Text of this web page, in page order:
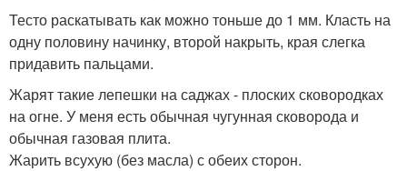
Тесто раскатывать как можно тоньше до 1 мм. Класть на
одну половину начинку, второй накрыть, края слегка
придавить пальцами.
Жарят такие лепешки на саджах - плоских сковородках
на огне. У меня есть обычная чугунная сковорода и
обычная газовая плита.
Жарить всухую (без масла) с обеих сторон.